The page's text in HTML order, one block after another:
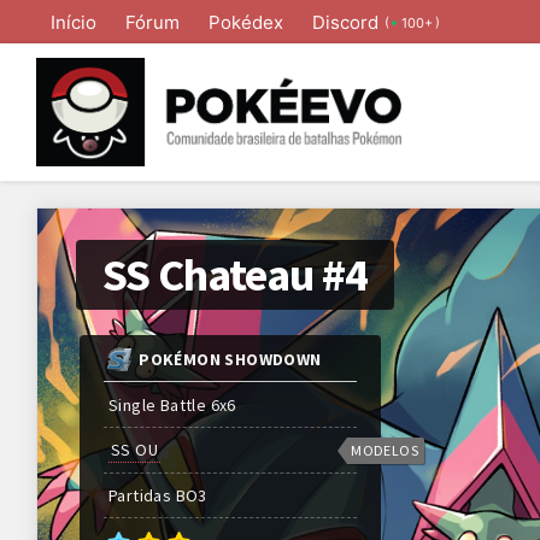
Início Fórum Pokédex Discord ( 100+ )
SS Chateau #4
POKÉMON SHOWDOWN
Single Battle 6x6
SS OU
PartidasBO3
MODELOS